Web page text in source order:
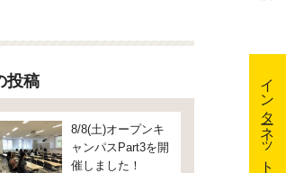
インターネット出願
投稿
8/8(土)オープンキ
ャンパスPart3を開
催しました！